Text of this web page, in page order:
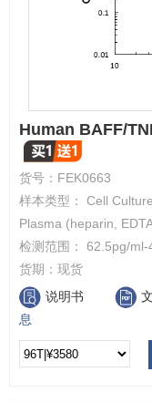
Human BAFF/
货号： FEK0663
样本类型： Cell
Plasma (heparin,
检测范围： 62.5pg/ml-
货期： 现货
说明书
息